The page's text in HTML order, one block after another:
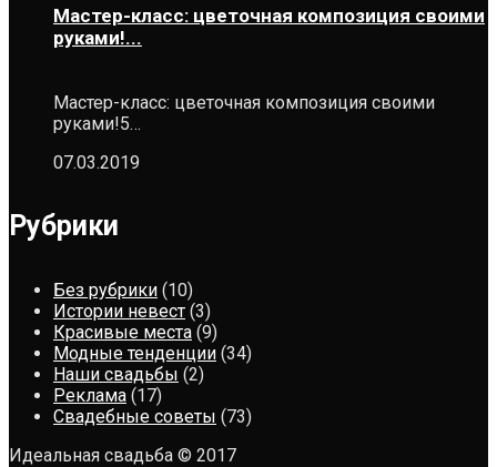
Мастер-класс: цветочная композиция своими
руками!...
Мастер-класс: цветочная композиция своими
руками!5…
07.03.2019
Рубрики
Без рубрики (10)
Истории невест (3)
Красивые места (9)
Модные тенденции (34)
Наши свадьбы (2)
Реклама (17)
Свадебные советы (73)
Идеальная свадьба © 2017